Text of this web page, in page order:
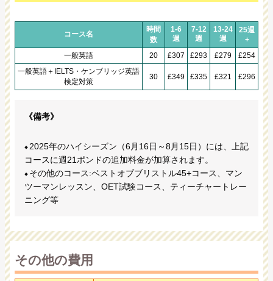
コース名
時間
数
1-6
週
7-12
週
13-24
週
25週
+
一般英語
20 £307 £293 £279
£254
一般英語＋IELTS・ケンブリッジ英語
検定対策
30 £349 £335 £321 £296
《備考》
2025年のハイシーズン（6月16日～8月15日）には、上記
コースに週21ポンドの追加料金が加算されます。
その他のコース:ベストオブブリストル45+コース、マン
ツーマンレッスン、OET試験コース、ティーチャートレー
ニング等
その他の費用